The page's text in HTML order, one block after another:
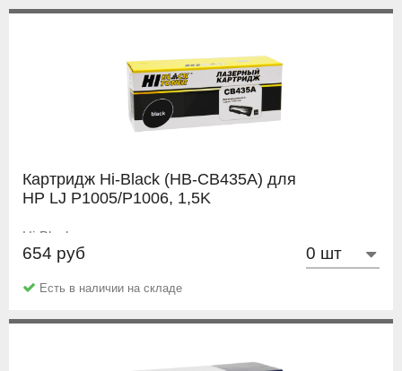
Картридж Hi-Black (HB-CB435A) для
HP LJ P1005/P1006, 1,5K
Hi-Black
654 руб
Есть в наличии на складе